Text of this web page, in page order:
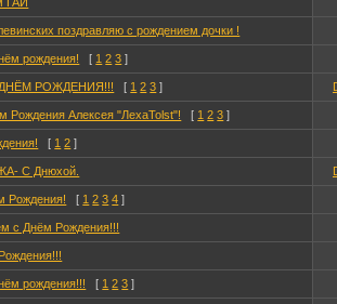
поздравляю с рождением дочки !
рождения! [ 1 2 3 ]
ДНЁМ РОЖДЕНИЯ!!! [ 1 2 3 ]
Рождения Алексея "ЛехаTolst"! [ 1 2 3 ]
[ 1 2 ]
С Днюхой.
Рождения! [ 1 2 3 4 ]
с Днём Рождения!!!
рождения!!! [ 1 2 3 ]